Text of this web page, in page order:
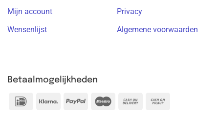
Mijn account
Wensenlijst
Privacy
Algemene voorwaarden
Betaalmogelijkheden
IDeal Klarna PayPal Maestro Cash